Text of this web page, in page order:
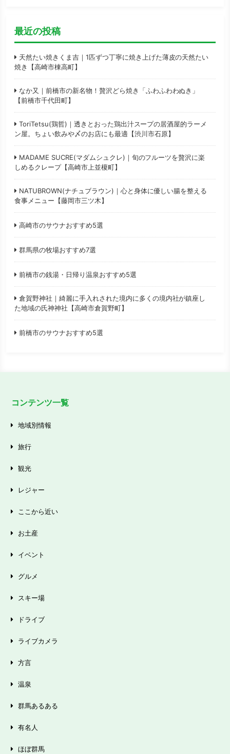
最近の投稿
天然たい焼きくま吉｜1匹ずつ丁寧に焼き上げた薄皮の天然たい
焼き【高崎市棟高町】
なか又｜前橋市の新名物！贅沢どら焼き「ふわふわわぬき」
【前橋市千代田町】
ToriTetsu(鶏哲)｜透きとおった鶏出汁スープの居酒屋的ラーメ
ン屋。ちょい飲みや〆のお店にも最適【渋川市石原】
MADAME SUCRE(マダムシュクレ)｜旬のフルーツを贅沢に楽
しめるクレープ【高崎市上並榎町】
NATUBROWN(ナチュブラウン)｜心と身体に優しい腸を整える
食事メニュー【藤岡市三ツ木】
高崎市のサウナおすすめ5選
群馬県の牧場おすすめ7選
前橋市の銭湯・日帰り温泉おすすめ5選
倉賀野神社｜綺麗に手入れされた境内に多くの境内社が鎮座し
た地域の氏神神社【高崎市倉賀野町】
前橋市のサウナおすすめ5選
コンテンツ一覧
地域別情報
旅行
観光
レジャー
ここから近い
お土産
イベント
グルメ
スキー場
ドライブ
ライブカメラ
方言
温泉
群馬あるある
有名人
ほぼ群馬